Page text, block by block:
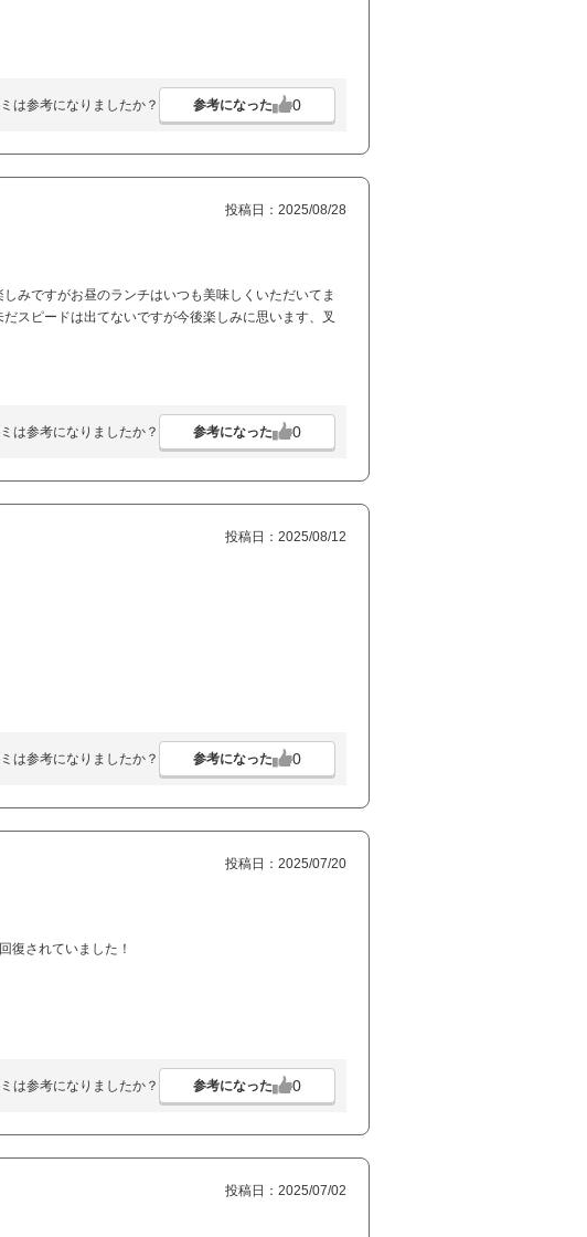
は参考になりましたか？ 参考になった 0
投稿日：2025/08/28
みですがお昼のランチはいつも美味しくいただいてま
スピードは出てないですが今後楽しみに思います、叉
は参考になりましたか？ 参考になった 0
投稿日：2025/08/12
は参考になりましたか？ 参考になった 0
投稿日：2025/07/20
復されていました！
は参考になりましたか？ 参考になった 0
投稿日：2025/07/02